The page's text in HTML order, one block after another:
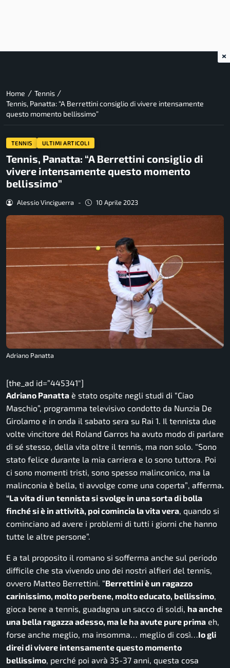
Home / Tennis /
Tennis, Panatta: “A Berrettini consiglio di vivere intensamente
questo momento bellissimo”
TENNIS ULTIMI ARTICOLI
Tennis, Panatta: “A Berrettini consiglio di
vivere intensamente questo momento
bellissimo”
Alessio Vinciguerra - 10 Aprile 2023
Adriano Panatta
[the_ad id=”445341″]
Adriano Panatta è stato ospite negli studi di “Ciao
Maschio”, programma televisivo condotto da Nunzia De
Girolamo e in onda il sabato sera su Rai 1. Il tennista due
volte vincitore del Roland Garros ha avuto modo di parlare
di sé stesso, della vita oltre il tennis, ma non solo. “Sono
stato felice durante la mia carriera e lo sono tuttora. Poi
ci sono momenti tristi, sono spesso malinconico, ma la
malinconia è bella, ti avvolge come una coperta”, afferma.
“La vita di un tennista si svolge in una sorta di bolla
finché si è in attività, poi comincia la vita vera, quando si
cominciano ad avere i problemi di tutti i giorni che hanno
tutte le altre persone”.
E a tal proposito il romano si sofferma anche sul periodo
difficile che sta vivendo uno dei nostri alfieri del tennis,
ovvero Matteo Berrettini. “Berrettini è un ragazzo
carinissimo, molto perbene, molto educato, bellissimo,
gioca bene a tennis, guadagna un sacco di soldi, ha anche
una bella ragazza adesso, ma le ha avute pure prima eh,
forse anche meglio, ma insomma… meglio di così…Io gli
direi di vivere intensamente questo momento
bellissimo, perché poi avrà 35-37 anni, questa cosa
×